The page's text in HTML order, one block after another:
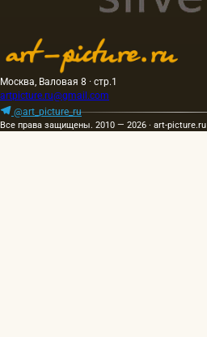
Москва, Валовая 8 · стр.1
artpicture.ru@gmail.com
@art_picture_ru
Все права защищены. 2010 — 2026 · art-picture.ru